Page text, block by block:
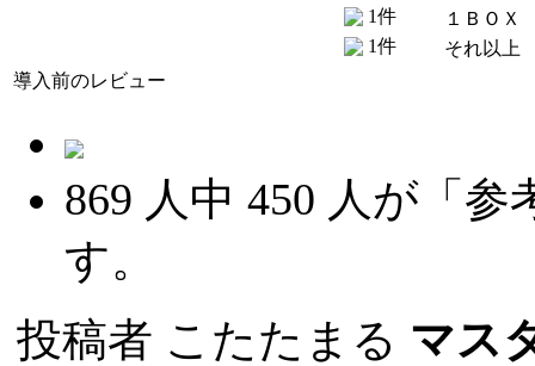
1件
1件
１ＢＯＸ
それ以上
導入前のレビュー
869 人中 450 人が「参
す。
投稿者 こたたまる マス